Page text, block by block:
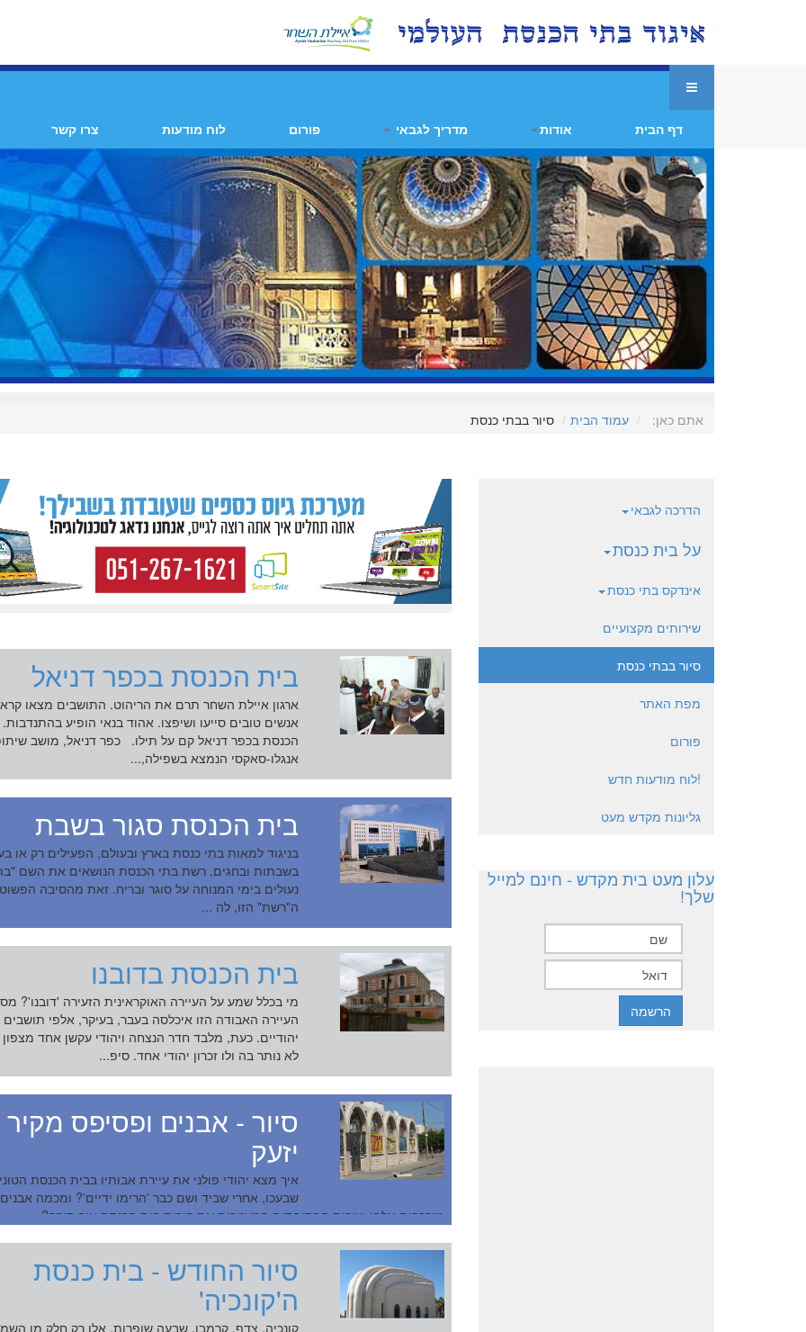
דף הבית אודות מדריך לגבאי פורום לוח מודעות צרו קשר
אתם כאן: עמוד הבית סיור בבתי כנסת
בית הכנסת בכפר דניאל
ארגון איילת השחר תרם את הריהוט. התושבים מצאו
אנשים טובים סייעו ושיפצו. אהוד בנאי הופיע בהתנדבות.
הכנסת בכפר דניאל קם על תילו. כפר דניאל, מושב
אנגלו-סאקסי הנמצא בשפילה,...
בית הכנסת סגור בשבת
בניגוד למאות בתי כנסת בארץ ובעולם, הפעילים רק או
בשבתות ובחגים, רשת בתי הכנסת הנושאים את השם
נעולים בימי המנוחה על סוגר ובריח. זאת מהסיבה
ה"רשת" הזו, לה ...
בית הכנסת בדובנו
מי בכלל שמע על העיירה האוקראינית הזעירה 'דובנו'?
העיירה האבודה הזו איכלסה בעבר, בעיקר, אלפי תושבים
יהודיים. כעת, מלבד חדר הנצחה ויהודי עקשן אחד
לא נותר בה ולו זכרון יהודי אחד. סיפ...
המשך קריאה: בית הכנסת בדובנו
סיור - אבנים ופסיפס מקיר
יזעק
איך מצא יהודי פולני את עיירת אבותיו בבית הכנסת
שבעכו, אחרי שביד ושם כבר 'הרימו ידיים'? ומכמה אבנים
מורכבים אלפי יצירות הפסיפסים המעטרות את קירות בית הכנסת אור תורה? ...
המשך קריאה: סיור - אבנים ופסיפס מקיר יזעק
סיור החודש - בית כנסת
ה'קונכיה'
קונכיה, צדף, קרמבו, שבעה שופרות, אלו רק חלק מן
הדרכה לגבאי
על בית כנסת
אינדקס בתי כנסת
שירותים מקצועיים
סיור בבתי כנסת
מפת האתר
פורום
!לוח מודעות חדש
גליונות מקדש מעט
עלון מעט בית מקדש - חינם למייל
שלך!